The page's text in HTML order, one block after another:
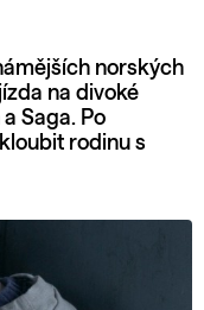
norských
na divoké
Saga. Po
rodinu s